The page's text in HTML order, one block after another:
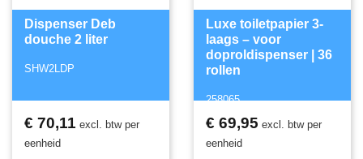
Dispenser Deb
douche 2 liter
SHW2LDP
€ 70,11 excl. btw per
eenheid
Luxe toiletpapier 3-
laags – voor
doproldispenser | 36
rollen
258065
€ 69,95 excl. btw per
eenheid